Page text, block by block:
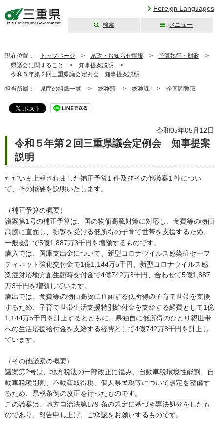
Foreign Languages
検索 メニュー
現在位置： トップページ > 県政・お知らせ情報 > 予算執行・財政 >
県議会に関すること
> 知事提案説明
>
令和５年第２回三重県議会定例会 知事提案説明
担当所属： 県庁の組織一覧 > 総務部 > 総務課 > 企画調整班
令和05年05月12日
令和５年第２回三重県議会定例会 知事提案
説明
ただいま上程されました補正予算1 件及びその他議案1 件につい
て、その概要を説明いたします。
（補正予算の概要）
議案第1号の補正予算は、国の物価高騰対策に対応し、食費等の物価
高騰に直面し、影響を受ける低所得の子育て世帯を支援するため、
一般会計で5億1,887万3千円を増額するものです。
歳入では、国庫支出金について、新型コロナウイルス感染症セーフ
ティネット強化交付金で1億1,144万5千円、新型コロナウイルス感
染症対応地方創生臨時交付金で4億742万8千円、合わせて5億1,887
万3千円を増額しています。
歳出では、食費等の物価高騰に直面する低所得の子育て世帯を支援
するため、子育て世帯生活支援特別給付金を支給する経費として1億
1,144万5千円を計上するとともに、県独自に低所得のひとり親世帯
への生活応援給付金を支給する経費として4億742万8千円を計上し
ています。
（その他議案の概要）
議案第2号は、地方税法の一部改正に鑑み、自動車税環境性能割、自
動車税種別割、不動産取得税、個人県民税等について規定を整備す
るため、県税条例の改正を行ったものです。
この議案は、地方自治法第179 条の規定に基づき専決処分をしたも
のであり、報告申し上げ、ご承認をお願いするものです。